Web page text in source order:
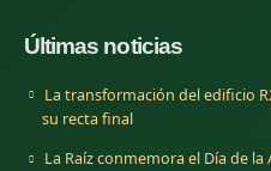
Últimas noticias
La transformación del edificio
su recta final
La Raíz conmemora el Día de